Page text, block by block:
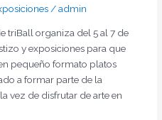
/admin
triBall organiza del 5 al 7 de
y exposiciones para que
pequeño formato platos
a formar parte de la
vez de disfrutar de arte en